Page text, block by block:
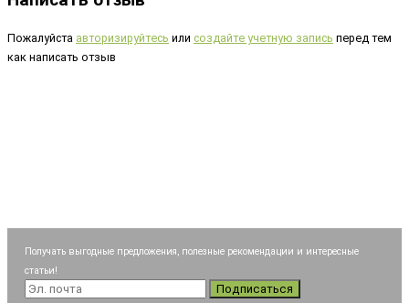
Пожалуйста авторизируйтесь или создайте учетную запись перед тем
как написать отзыв
Получать выгодные предложения, полезные рекомендации и интересные
статьи!
Подписаться